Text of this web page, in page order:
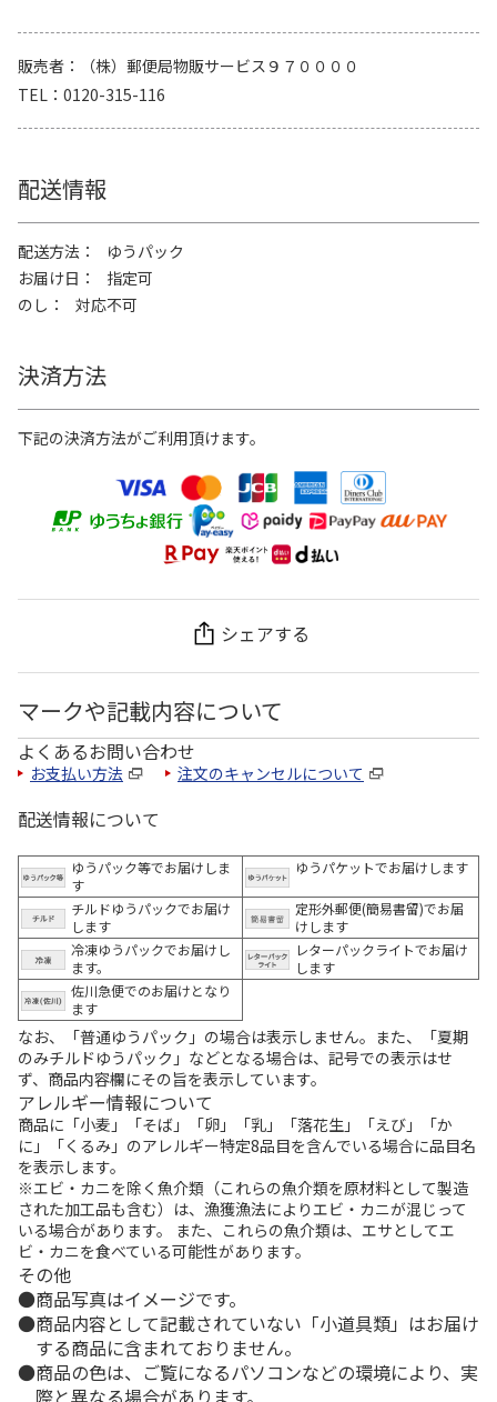
販売者
（株）郵便局物販サービス９７００００
TEL
0120-315-116
配送情報
配送方法
ゆうパック
お届け日
指定可
のし
対応不可
決済方法
下記の決済方法がご利用頂けます。
シェアする
マークや記載内容について
よくあるお問い合わせ
お支払い方法 注文のキャンセルについて
配送情報について
ゆうパック等でお届けしま
す
ゆうパケットでお届けします
チルドゆうパックでお届け
します
定形外郵便(簡易書留)でお届
けします
冷凍ゆうパックでお届けし
ます。
レターパックライトでお届け
します
佐川急便でのお届けとなり
ます
なお、「普通ゆうパック」の場合は表示しません。また、「夏期
のみチルドゆうパック」などとなる場合は、記号での表示はせ
ず、商品内容欄にその旨を表示しています。
アレルギー情報について
商品に「小麦」「そば」「卵」「乳」「落花生」「えび」「か
に」「くるみ」のアレルギー特定8品目を含んでいる場合に品目名
を表示します。
※エビ・カニを除く魚介類（これらの魚介類を原材料として製造
された加工品も含む）は、漁獲漁法によりエビ・カニが混じって
いる場合があります。 また、これらの魚介類は、エサとしてエ
ビ・カニを食べている可能性があります。
その他
商品写真はイメージです。
商品内容として記載されていない「小道具類」はお届け
する商品に含まれておりません。
商品の色は、ご覧になるパソコンなどの環境により、実
際と異なる場合があります。